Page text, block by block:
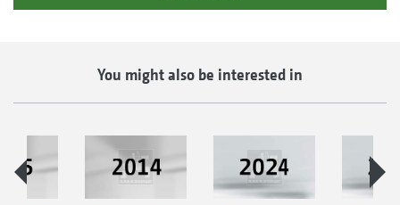
You might also be interested in